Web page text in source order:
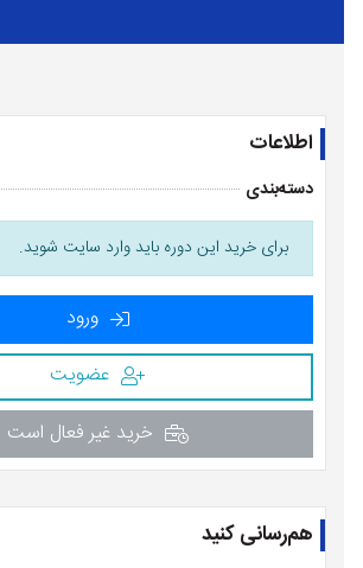
اطلاعات
دسته‌بندی
برای خرید این دوره باید وارد سایت شوید.
ورود
عضویت
خرید غیر فعال است
هم‌رسانی کنید